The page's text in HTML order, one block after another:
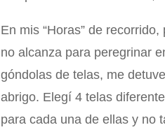
En mis “Horas” de
no alcanza para peregrinar
góndolas de telas, me
abrigo. Elegí 4 telas
para cada una de ellas y no